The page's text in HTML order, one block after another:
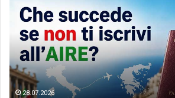
succede
non
iscrivi
all’AIRE?
28.07.2026